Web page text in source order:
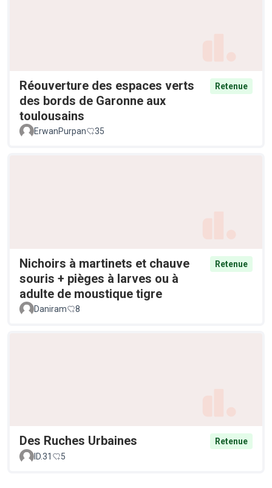
Réouverture des espaces verts
des bords de Garonne aux
toulousains
Retenue
ErwanPurpan 35
Nichoirs à martinets et chauve
souris + pièges à larves ou à
adulte de moustique tigre
Retenue
Daniram 8
Des Ruches Urbaines
Retenue
ID.31
5